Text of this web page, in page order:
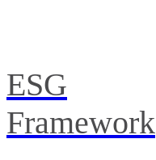
ESG
Framework